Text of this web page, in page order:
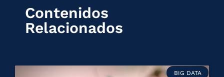
Contenidos
Relacionados
BIG DATA